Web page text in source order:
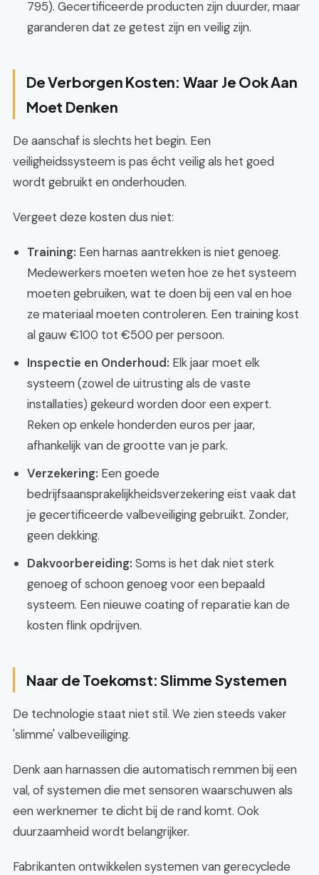
795). Gecertificeerde producten zijn duurder, maar
garanderen dat ze getest zijn en veilig zijn.
De Verborgen Kosten: Waar Je Ook Aan
Moet Denken
De aanschaf is slechts het begin. Een
veiligheidssysteem is pas écht veilig als het goed
wordt gebruikt en onderhouden.
Vergeet deze kosten dus niet:
Training: Een harnas aantrekken is niet genoeg.
Medewerkers moeten weten hoe ze het systeem
moeten gebruiken, wat te doen bij een val en hoe
ze materiaal moeten controleren. Een training kost
al gauw €100 tot €500 per persoon.
Inspectie en Onderhoud: Elk jaar moet elk
systeem (zowel de uitrusting als de vaste
installaties) gekeurd worden door een expert.
Reken op enkele honderden euros per jaar,
afhankelijk van de grootte van je park.
Verzekering: Een goede
bedrijfsaansprakelijkheidsverzekering eist vaak dat
je gecertificeerde valbeveiliging gebruikt. Zonder,
geen dekking.
Dakvoorbereiding: Soms is het dak niet sterk
genoeg of schoon genoeg voor een bepaald
systeem. Een nieuwe coating of reparatie kan de
kosten flink opdrijven.
Naar de Toekomst: Slimme Systemen
De technologie staat niet stil. We zien steeds vaker
'slimme' valbeveiliging.
Denk aan harnassen die automatisch remmen bij een
val, of systemen die met sensoren waarschuwen als
een werknemer te dicht bij de rand komt. Ook
duurzaamheid wordt belangrijker.
Fabrikanten ontwikkelen systemen van gerecyclede